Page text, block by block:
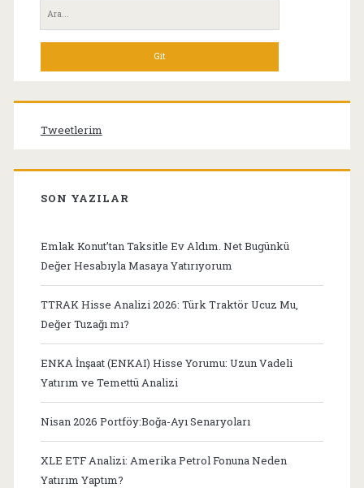
Menü
Ara:
Tweetlerim
SON YAZILAR
Emlak Konut’tan Taksitle Ev Aldım. Net Bugünkü
Değer Hesabıyla Masaya Yatırıyorum
TTRAK Hisse Analizi 2026: Türk Traktör Ucuz Mu,
Değer Tuzağı mı?
ENKA İnşaat (ENKAI) Hisse Yorumu: Uzun Vadeli
Yatırım ve Temettü Analizi
Nisan 2026 Portföy:Boğa-Ayı Senaryoları
XLE ETF Analizi: Amerika Petrol Fonuna Neden
Yatırım Yaptım?